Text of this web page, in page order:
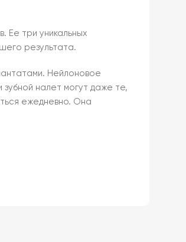
Ее три уникальных
результата.
Нейлоновое
зубной налет могут даже те,
ежедневно. Она